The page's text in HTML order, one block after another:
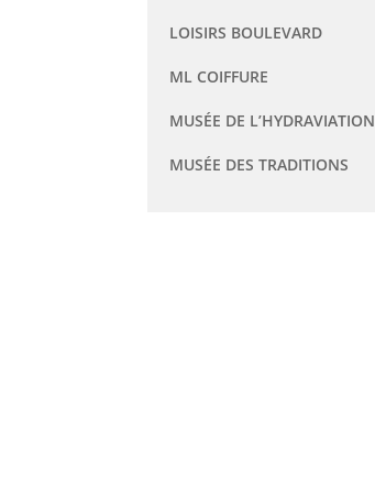
LOISIRS BOULEVARD
ML COIFFURE
MUSÉE DE L’HYDRAVIATION
MUSÉE DES TRADITIONS